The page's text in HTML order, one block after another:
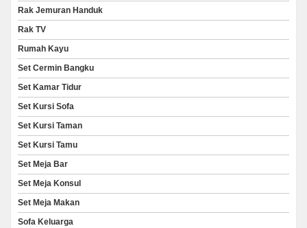
Rak Jemuran Handuk
Rak TV
Rumah Kayu
Set Cermin Bangku
Set Kamar Tidur
Set Kursi Sofa
Set Kursi Taman
Set Kursi Tamu
Set Meja Bar
Set Meja Konsul
Set Meja Makan
Sofa Keluarga